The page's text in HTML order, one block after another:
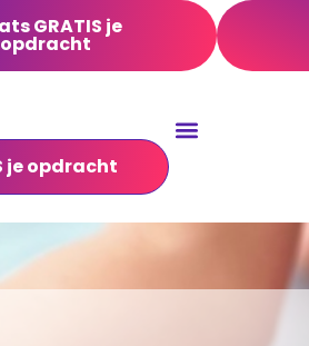
GRATIS je
opdracht
je opdracht